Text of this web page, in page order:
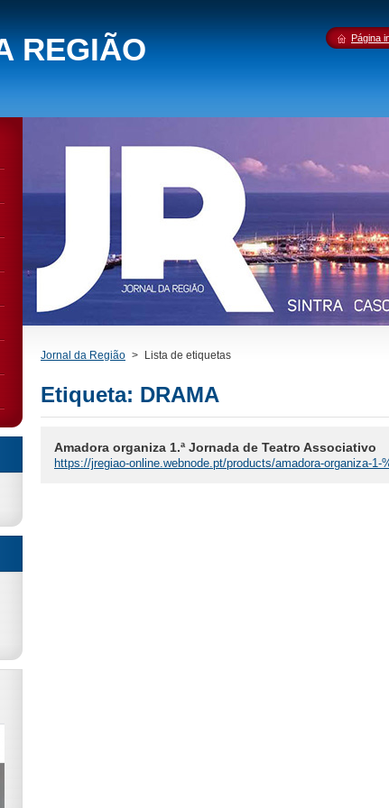
REGIÃO
Jornal da Região > Lista de etiquetas
Etiqueta: DRAMA
Amadora organiza 1.ª Jornada de Teatro Associativo
https://jregiao-online.webnode.pt/products/amadora-organiza-
Página